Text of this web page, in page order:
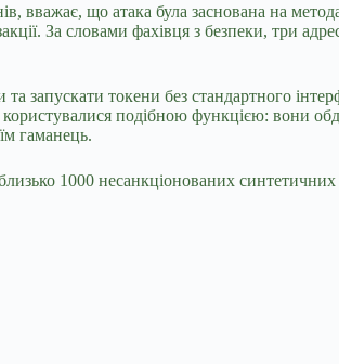
що атака була заснована на
За словами фахівця з безпеки, три
запускати токени без стандартного
подібною функцією: вони
гаманець.
1000 несанкціонованих